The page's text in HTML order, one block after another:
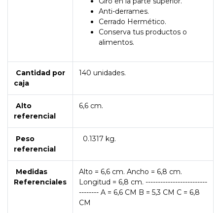
Anti-derrames.
Cerrado Hermético.
Conserva tus productos o
alimentos.
Cantidad por
caja
140 unidades.
Alto
referencial
6,6 cm.
Peso
referencial
0.1317 kg.
Medidas
Referenciales
Alto = 6,6 cm. Ancho = 6,8 cm.
Longitud = 6,8 cm. -------------------------
-------- A = 6,6 CM B = 5,3 CM C = 6,8
CM